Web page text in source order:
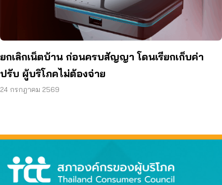
ยกเลิกเน็ตบ้าน ก่อนครบสัญญา โดนเรียกเก็บค่า
ปรับ ผู้บริโภคไม่ต้องจ่าย
24 กรกฎาคม 2569